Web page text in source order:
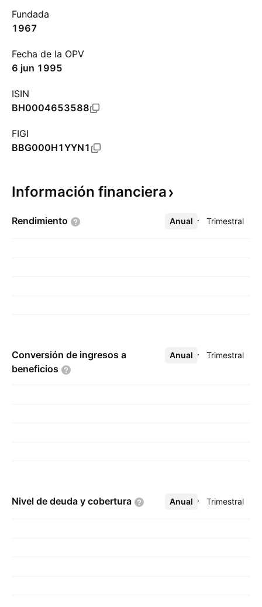
Fundada
1967
Fecha de la OPV
6 jun 1995
ISIN
BH0004653588
FIGI
BBG000H1YYN1
Información financiera
Rendimiento Anual Trimestral
Más
Conversión de ingresos a
beneficios
Anual Trimestral
Más
Nivel de deuda y cobertura Anual Trimestral
Más